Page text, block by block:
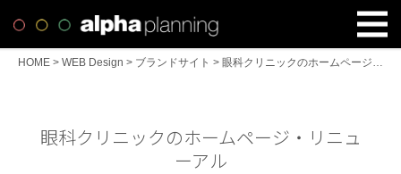
HOME > WEB Design > ブランドサイト > 眼科クリニックのホームページ・リニューアル
眼科クリニックのホームページ・リニュ
ーアル